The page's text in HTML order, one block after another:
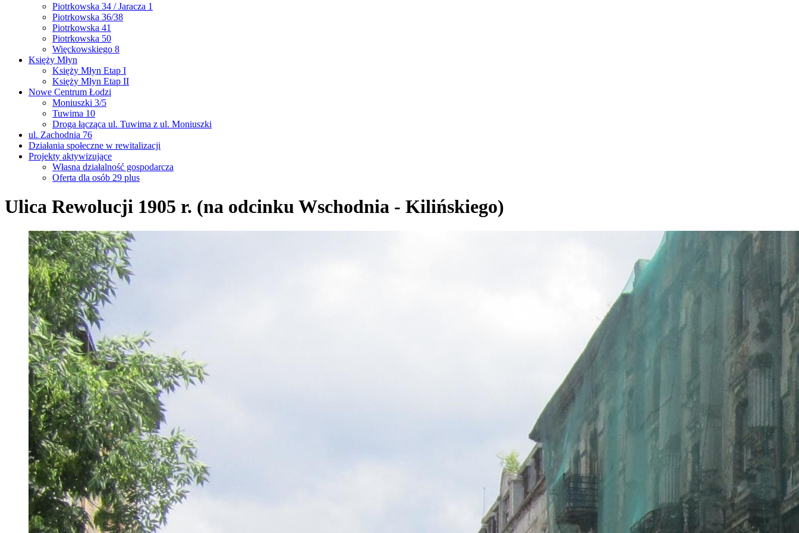
Piotrkowska 34 / Jaracza 1
Piotrkowska 36/38
Piotrkowska 41
Piotrkowska 50
Więckowskiego 8
Księży Młyn
Księży Młyn Etap I
Księży Młyn Etap II
Nowe Centrum Łodzi
Moniuszki 3/5
Tuwima 10
Droga łącząca ul. Tuwima z ul. Moniuszki
ul. Zachodnia 76
Działania społeczne w rewitalizacji
Projekty aktywizujące
Własna działalność gospodarcza
Oferta dla osób 29 plus
Ulica Rewolucji 1905 r. (na odcinku Wschodnia - Kilińskiego)